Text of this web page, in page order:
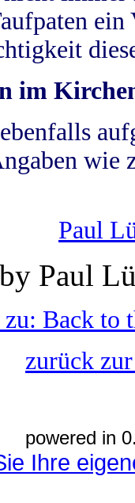
im
wie
Paul
Paul
Back to
zurück
powered in
Ihre